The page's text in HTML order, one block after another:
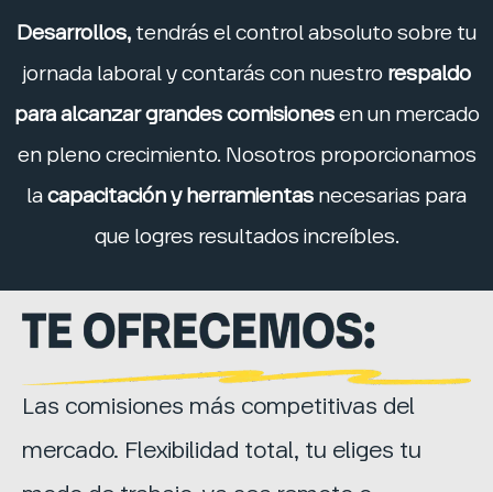
Desarrollos, tendrás el control absoluto sobre tu
jornada laboral y contarás con nuestro respaldo
para alcanzar grandes comisionesen un mercado
en pleno crecimiento. Nosotros proporcionamos
la capacitación y herramientas necesarias para
que logres resultados increíbles.
Las comisiones más competitivas del
mercado. Flexibilidad total, tu eliges tu